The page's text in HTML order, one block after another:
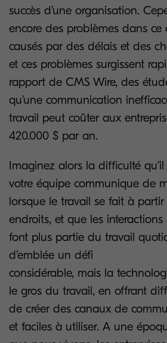
succès d’une organisation.
encore des problèmes dans ce
causés par des délais et des
et ces problèmes surgissent
rapport de CMS Wire, des
qu’une communication
travail peut coûter aux
420.000 $ par an.
Imaginez alors la difficulté
votre équipe communique de
lorsque le travail se fait à
endroits, et que les
font plus partie du travail
d’emblée un défi
considérable, mais la
le gros du travail, en offrant
de créer des canaux de
et faciles à utiliser. A une